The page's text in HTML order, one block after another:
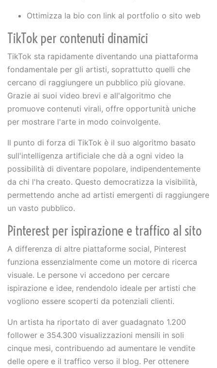
Ottimizza la bio con link al portfolio o sito web
TikTok per contenuti dinamici
TikTok sta rapidamente diventando una piattaforma
fondamentale per gli artisti, soprattutto quelli che
cercano di raggiungere un pubblico più giovane.
Grazie ai suoi video brevi e all'algoritmo che
promuove contenuti virali, offre opportunità uniche
per mostrare l'arte in modo coinvolgente.
Il punto di forza di TikTok è il suo algoritmo basato
sull'intelligenza artificiale che dà a ogni video la
possibilità di diventare popolare, indipendentemente
da chi l'ha creato. Questo democratizza la visibilità,
permettendo anche ad artisti emergenti di raggiungere
un vasto pubblico.
Pinterest per ispirazione e traffico al sito
A differenza di altre piattaforme social, Pinterest
funziona essenzialmente come un motore di ricerca
visuale. Le persone vi accedono per cercare
ispirazione e idee, rendendolo ideale per artisti che
vogliono essere scoperti da potenziali clienti.
Un artista ha riportato di aver guadagnato 1.200
follower e 354.300 visualizzazioni mensili in soli
cinque mesi, contribuendo ad aumentare le vendite
delle opere e il traffico verso il blog. Per ottenere